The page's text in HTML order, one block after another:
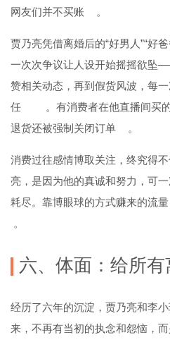
网友们并不买账
。
贾乃亮凭借离婚后的“好男人”“好
一次次争议让人设开始摇摇欲坠
赞相关动态，再到假货风波，每
任
。有消费者在他直播间买
退货还被强制关闭订单
。
消费过往感情博取关注，终究得
亮，是因为他的真诚和努力，可
耗尽。靠博眼球的方式赚来的流
。
六、体面：给所
经历了六年的沉淀，贾乃亮和李
来，不再有当初的执念和怨恼，